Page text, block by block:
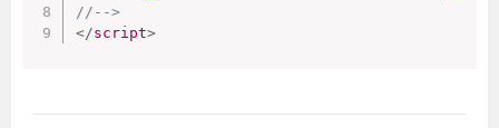
//-->
</script>